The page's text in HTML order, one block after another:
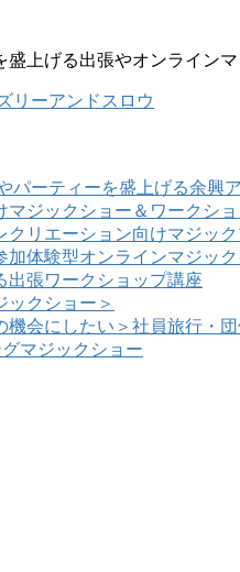
上げる出張やオンライン
リーアンドスロウ
パーティーを盛上げる余
マジックショー＆ワークシ
クリエーション向けマジッ
加体験型オンラインマジッ
出張ワークショップ講座
クショー＞
機会にしたい＞社員旅行・
マジックショー